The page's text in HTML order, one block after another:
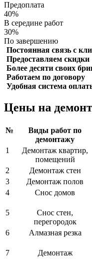
Предоплата
40%
В середине работ
30%
По завершению
Постоянная связь с
Предоставляем скидки
Более десяти своих
Работаем по договору
Удобная система
Цены на
№
Виды работ по
демонтажу
1
Демонтаж квартир,
помещений
2 Демонтаж стен
3
Демонтаж полов
4
Снос домов
5
Снос стен,
перегородок
6 Алмазная резка
7
Демонтаж